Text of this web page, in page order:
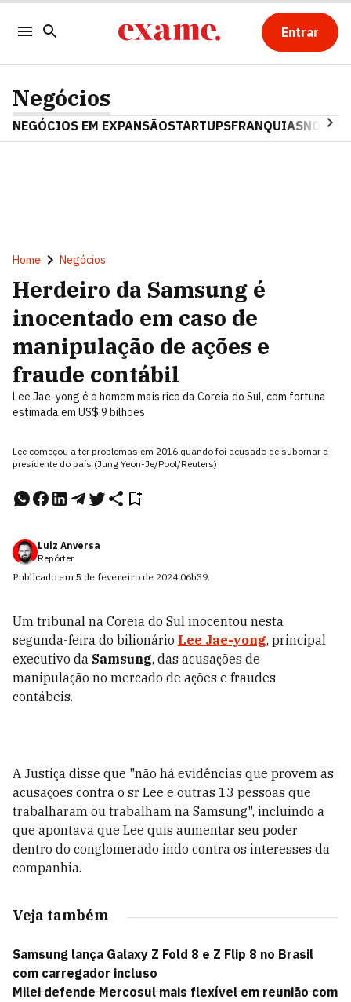
Entrar
Negócios
NEGÓCIOS EM EXPANSÃOSTARTUPSFRANQUIAS
Home Negócios
Herdeiro da Samsung é
inocentado em caso de
manipulação de ações e
fraude contábil
Lee Jae-yong é o homem mais rico da Coreia do Sul, com fortuna
estimada em US$ 9 bilhões
Lee começou a ter problemas em 2016 quando foi acusado de subornar a
presidente do país (Jung Yeon-Je/Pool/Reuters)
Luiz Anversa
Repórter
Publicado em 5 de fevereiro de 2024 06h39.
Um tribunal na Coreia do Sul inocentou nesta
segunda-feira do bilionário Lee Jae-yong, principal
executivo da Samsung, das acusações de
manipulação no mercado de ações e fraudes
contábeis.
A Justiça disse que "não há evidências que provem as
acusações contra o sr Lee e outras 13 pessoas que
trabalharam ou trabalham na Samsung", incluindo a
que apontava que Lee quis aumentar seu poder
dentro do conglomerado indo contra os interesses da
companhia.
Veja também
Samsung lança Galaxy Z Fold 8 e Z Flip 8 no Brasil
com carregador incluso
Milei defende Mercosul mais flexível em reunião com